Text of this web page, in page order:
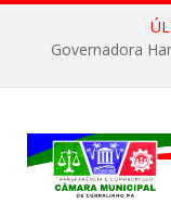
Governadora